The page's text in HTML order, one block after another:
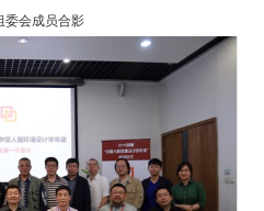
委会成员合影